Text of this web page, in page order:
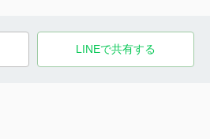
LINEで共有する